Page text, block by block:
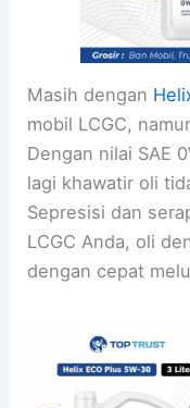
Masih dengan
mobil LCGC,
Dengan nilai SAE
lagi khawatir oli
Sepresisi dan
LCGC Anda, oli
dengan cepat